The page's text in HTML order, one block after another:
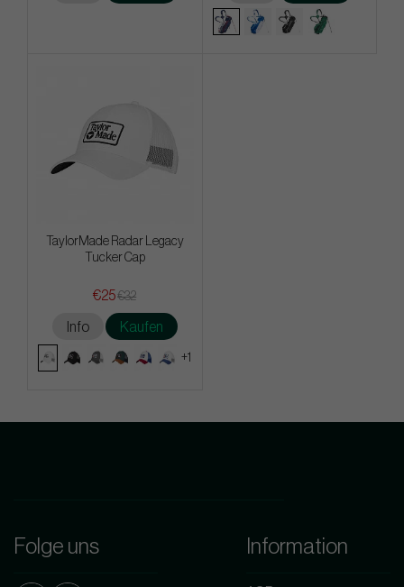
TaylorMade Radar Legacy
Tucker Cap
€25€32
Info Kaufen
+1
Folge uns Information